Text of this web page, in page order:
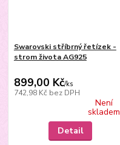
Swarovski stříbrný řetízek -
strom života AG925
899,00 Kč/ks
742,98 Kč bez DPH
Není
skladem
Detail